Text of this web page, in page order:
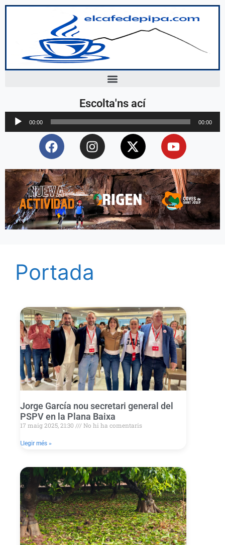
Escolta'ns ací
Reproductor
d'àudio
00:00 00:00
Portada
Jorge García nou secretari general del
PSPV en la Plana Baixa
17 maig 2025, 21:30 No hi ha comentaris
Llegir més »